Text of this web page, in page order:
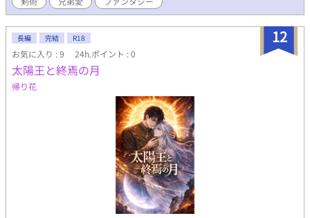
かれていくルシアは自分の気持ちの変化に気がつく… カイルと離
れたくない。 俺は絶対にカイルを守るんだ！ 仲間愛も兄弟愛もあ
るイケメン剣士のキュンキュンラブストーリー♡
12
長編 完結 R18
お気に入り : 9 24h.ポイント : 0
太陽王と終焉の月
帰り花